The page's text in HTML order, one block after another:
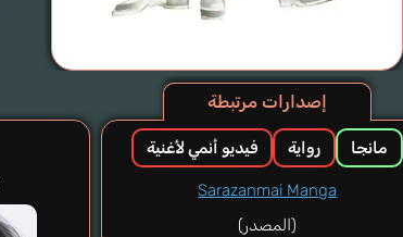
إصدارات مرتبطة
مانجا رواية فيديو أنمي لأغنية
Sarazanmai Manga
(المصدر)